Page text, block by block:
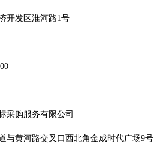
开发区淮河路1号
采购服务有限公司
与黄河路交叉口西北角金成时代广场9号